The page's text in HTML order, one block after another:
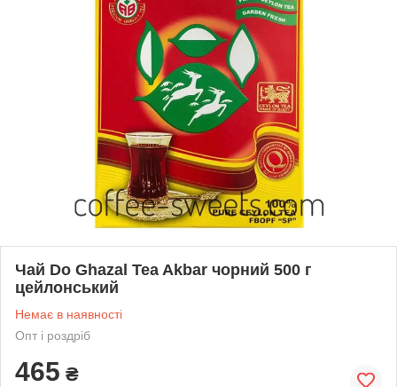
Чай Do Ghazal Tea Akbar чорний 500 г
цейлонський
Немає в наявності
Опт і роздріб
465 ₴